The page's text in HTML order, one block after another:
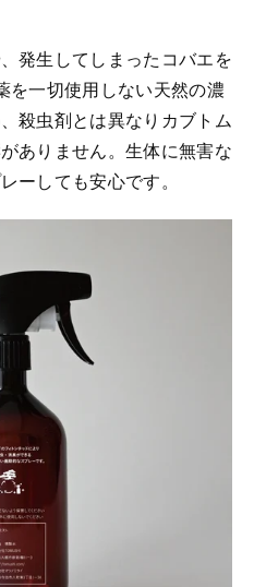
発生してしまったコバエを
を一切使用しない天然の濃
殺虫剤とは異なりカブトム
ありません。生体に無害な
ーしても安心です。